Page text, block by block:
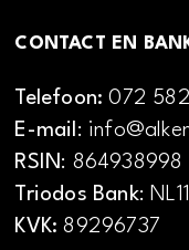
CONTACT EN
Telefoon:072
E-mail:
RSIN: 864938998
Triodos Bank:
KVK: 89296737